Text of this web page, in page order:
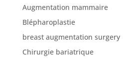
Nos
Nos
articles
Augmentation mammaire
Blépharoplastie
breast augmentation surgery
Chirurgie bariatrique